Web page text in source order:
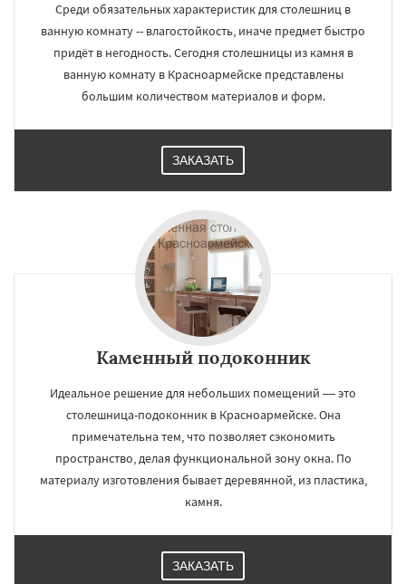
Среди обязательных характеристик для столешниц в
ванную комнату -- влагостойкость, иначе предмет быстро
придёт в негодность. Сегодня столешницы из камня в
ванную комнату в Красноармейске представлены
большим количеством материалов и форм.
ЗАКАЗАТЬ
Каменный подоконник
Идеальное решение для небольших помещений — это
столешница-подоконник в Красноармейске. Она
примечательна тем, что позволяет сэкономить
пространство, делая функциональной зону окна. По
материалу изготовления бывает деревянной, из пластика,
камня.
ЗАКАЗАТЬ